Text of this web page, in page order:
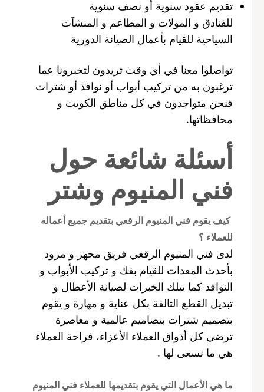
تقديم عقود سنوية أو نصف سنوية
للفنادق و المولات و المطاعم و المنشآت
السياحية للقيام بأعمال الصيانة الدورية
تواصلوا معنا في أي وقت تريدون لتخبرونا عما
ترغبون به من تركيب أبواب أو نوافذ أو شترات
فنحن متواجدون في كل مناطق الكويت و
محافظاتها.
أسئلة شائعة حول
فني المنيوم وشتر
كيف يقوم فني المنيوم الرقعي بتقديم جميع أعماله
للعملاء ؟
لدى فني المنيوم الرقعي فريق مجهز و مزود
بأحدث المعدات للقيام بفك و تركيب الأبواب و
النوافذ كما يتلك الخبرات لصيانة الأعطال و
تبديل القطع التالفة بكل عناية و مهارة و يقوم
بتصميم شترات بتصاميم عالمية و معاصرة
ترضي كل أذواق العملاء الأعزاء، فراحة العملاء
هي ما نسعى لها .
ما هي الأعمال التي يقوم بتقديمها للعملاء فني المنيوم